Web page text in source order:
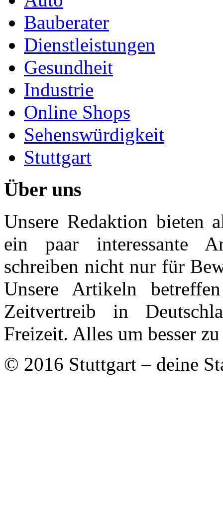
Bauberater
Dienstleistungen
Gesundheit
Industrie
Online Shops
Sehenswürdigkeit
Stuttgart
Über uns
Unsere Redaktion bieten
ein paar interessante
schreiben nicht nur für
Unsere Artikeln
Zeitvertreib in
Freizeit. Alles um besser
© 2016 Stuttgart – deine